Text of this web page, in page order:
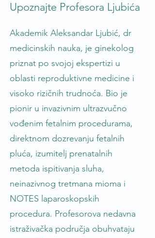
Upoznajte Profesora Ljubića
Akademik Aleksandar Ljubić, dr
medicinskih nauka, je ginekolog
priznat po svojoj ekspertizi u
oblasti reproduktivne medicine i
visoko rizičnih trudnoća. Bio je
pionir u invazivnim ultrazvučno
vođenim fetalnim procedurama,
direktnom dozrevanju fetalnih
pluća, izumitelj prenatalnih
metoda ispitivanja sluha,
neinazivnog tretmana mioma i
NOTES laparoskopskih
procedura. Profesorova nedavna
istraživačka područja obuhvataju